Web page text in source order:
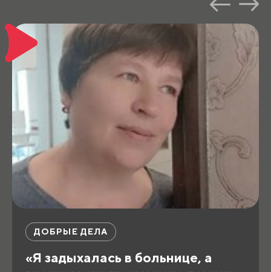
ДОБРЫЕ ДЕЛА
«Я задыхалась в больнице, а